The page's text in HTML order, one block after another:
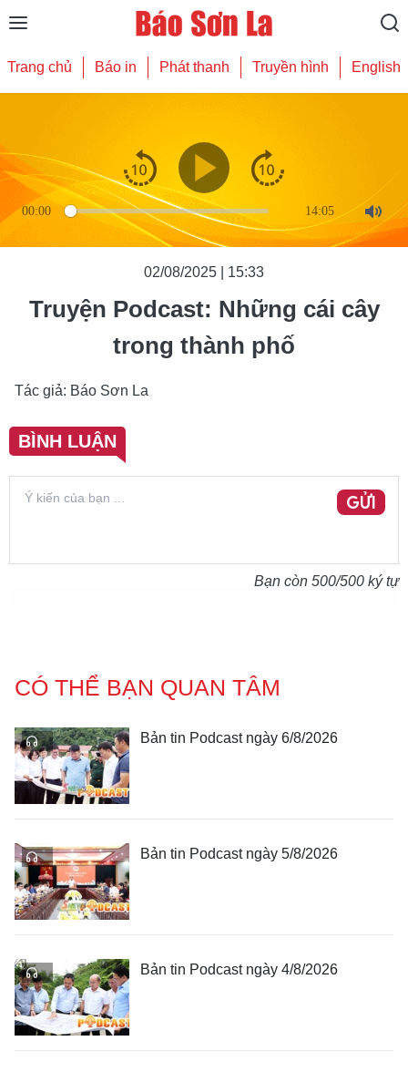
Trang chủ Báo in Phát thanh Truyền hình English
00:00 14:05
Mute
02/08/2025 | 15:33
Truyện Podcast: Những cái cây
trong thành phố
Tác giả: Báo Sơn La
BÌNH LUẬN
GỬI
Bạn còn 500/500 ký tự
CÓ THỂ BẠN QUAN TÂM
Bản tin Podcast ngày 6/8/2026
Bản tin Podcast ngày 5/8/2026
Bản tin Podcast ngày 4/8/2026